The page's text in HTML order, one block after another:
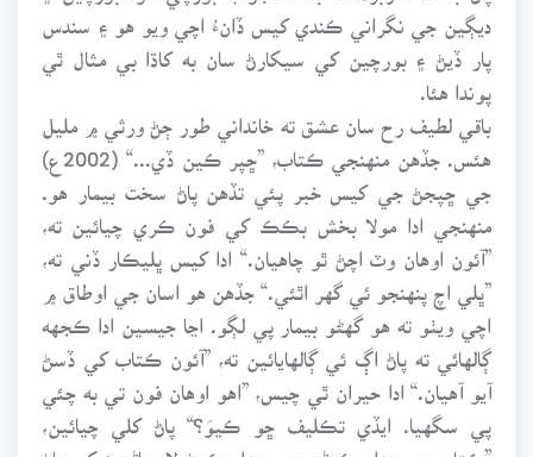
ديڳين جي نگراني ڪندي کيس ڏانءُ اچي ويو هو ۽ سندس
پار ڏيڻ ۽ بورچين کي سيکارڻ سان به کاڌا بي مثال ٿي
پوندا هئا.
باقي لطيف رح سان عشق ته خانداني طور ڄڻ ورثي ۾ مليل
هئس. جڏهن منهنجي ڪتاب، ”ڇپر ڪين ڏي...“ (2002ع)
جي ڇپجڻ جي کيس خبر پئي تڏهن پاڻ سخت بيمار هو.
منهنجي ادا مولا بخش بڪڪ کي فون ڪري چيائين ته،
”آئون اوهان وٽ اچڻ ٿو چاهيان.“ ادا کيس ڀليڪار ڏني ته،
”ڀلي اچ پنهنجو ئي گهر اٿئي.“ جڏهن هو اسان جي اوطاق ۾
اچي ويٺو ته هو گهڻو بيمار پي لڳو. اڃا جيسين ادا ڪجهه
ڳالهائي ته پاڻ اڳ ئي ڳالهايائين ته، ”آئون ڪتاب کي ڏسڻ
آيو آهيان.“ ادا حيران ٿي چيس، ”اهو اوهان فون تي به چئي
پي سگهيا. ايڏي تڪليف ڇو ڪيوَ؟“ پاڻ کلي چيائين،
”ڪتاب جو ديدار ڪرڻو هو. ديدار ڪرڻ لاءِ ماڻهوءَ کي پاڻ